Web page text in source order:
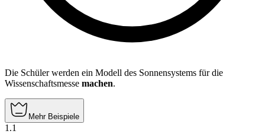
Die Schüler werden ein Modell des Sonnensystems für die
Wissenschaftsmesse machen.
Mehr Beispiele
1 .1